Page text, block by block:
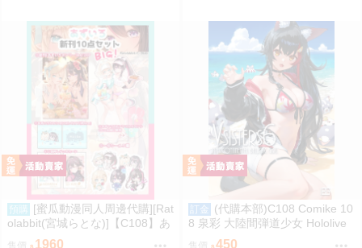
預購
[蜜瓜動漫同人周邊代購][Rat
olabbit(宮城らとな)]【C108】あ
ずいろ新刊10点セット(Hololive)
1960
訂金 (代購本部)C108 Comike 10
8 泉彩 大陸間弾道少女 Hololive
Gamers 大神ミオ 大神澪 C108
450